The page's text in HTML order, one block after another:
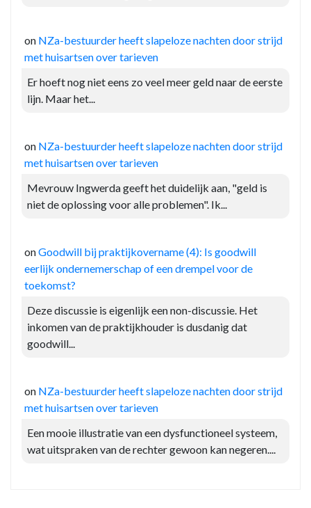
on NZa-bestuurder heeft slapeloze nachten door strijd
met huisartsen over tarieven
Er hoeft nog niet eens zo veel meer geld naar de eerste
lijn. Maar het...
on NZa-bestuurder heeft slapeloze nachten door strijd
met huisartsen over tarieven
Mevrouw Ingwerda geeft het duidelijk aan, "geld is
niet de oplossing voor alle problemen". Ik...
onGoodwill bij praktijkovername (4): Is goodwill
eerlijk ondernemerschap of een drempel voor de
toekomst?
Deze discussie is eigenlijk een non-discussie. Het
inkomen van de praktijkhouder is dusdanig dat
goodwill...
on NZa-bestuurder heeft slapeloze nachten door strijd
met huisartsen over tarieven
Een mooie illustratie van een dysfunctioneel systeem,
wat uitspraken van de rechter gewoon kan negeren....